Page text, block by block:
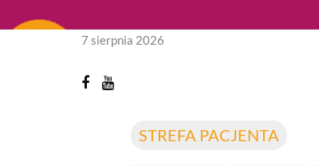
STREFA PACJENTA
7 sierpnia 2026